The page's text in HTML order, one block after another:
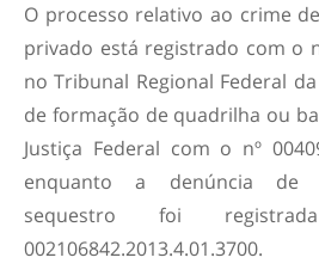
O processo relativo ao crime
privado está registrado com o
no Tribunal Regional Federal
de formação de quadrilha ou
Justiça Federal com o nº
enquanto a denúncia de
sequestro foi
002106842.2013.4.01.3700.